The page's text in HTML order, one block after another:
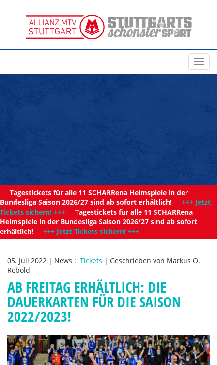
11
Tagestickets für alle 11 SCHARRena Heimspiele in der
Bundesliga Saison 2026/27 sind ab sofort erhältlich! +++ Jetzt
Tickets sichern! +++ Tagestickets für alle 11 SCHARRena
Heimspiele in der Bundesliga Saison 2026/27 sind ab sofort
erhältlich! +++ Jetzt Tickets sichern! +++
05. Juli 2022 | News :: Tickets | Geschrieben von Markus O.
Robold
AB FREITAG ERHÄLTLICH: DIE
DAUERKARTEN FÜR DIE SAISON
2022/2023!